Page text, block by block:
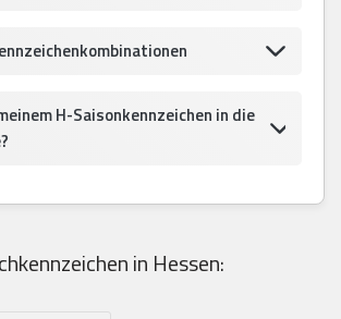
H-Saisonkennzeichen in die
in Hessen: